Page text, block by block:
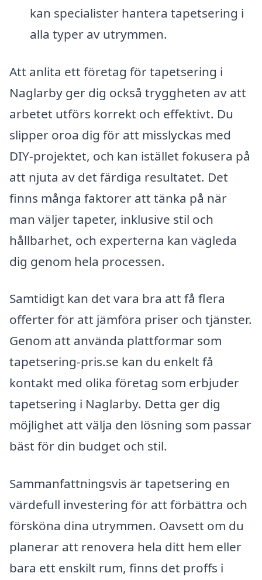
kan specialister hantera tapetsering i
alla typer av utrymmen.
Att anlita ett företag för tapetsering i
Naglarby ger dig också tryggheten av att
arbetet utförs korrekt och effektivt. Du
slipper oroa dig för att misslyckas med
DIY-projektet, och kan istället fokusera på
att njuta av det färdiga resultatet. Det
finns många faktorer att tänka på när
man väljer tapeter, inklusive stil och
hållbarhet, och experterna kan vägleda
dig genom hela processen.
Samtidigt kan det vara bra att få flera
offerter för att jämföra priser och tjänster.
Genom att använda plattformar som
tapetsering-pris.se kan du enkelt få
kontakt med olika företag som erbjuder
tapetsering i Naglarby. Detta ger dig
möjlighet att välja den lösning som passar
bäst för din budget och stil.
Sammanfattningsvis är tapetsering en
värdefull investering för att förbättra och
försköna dina utrymmen. Oavsett om du
planerar att renovera hela ditt hem eller
bara ett enskilt rum, finns det proffs i